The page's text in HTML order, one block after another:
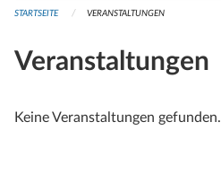
STARTSEITE VERANSTALTUNGEN
Veranstaltungen
Keine Veranstaltungen gefunden.